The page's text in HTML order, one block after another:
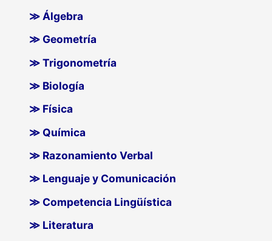
≫ Álgebra
≫ Geometría
≫ Trigonometría
≫ Biología
≫ Física
≫ Química
≫ Razonamiento Verbal
≫ Lenguaje y Comunicación
≫ Competencia Lingüística
≫ Literatura